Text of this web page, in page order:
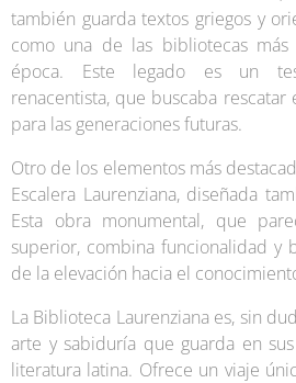
también guarda textos griegos y
como una de las bibliotecas
época. Este legado es un
renacentista, que buscaba
para las generaciones futuras.
Otro de los elementos más
Escalera Laurenziana, diseñada
Esta obra monumental, que
superior, combina funcionalidad y
de la elevación hacia el
La Biblioteca Laurenziana es, sin
arte y sabiduría que guarda en
literatura latina. Ofrece un viaje